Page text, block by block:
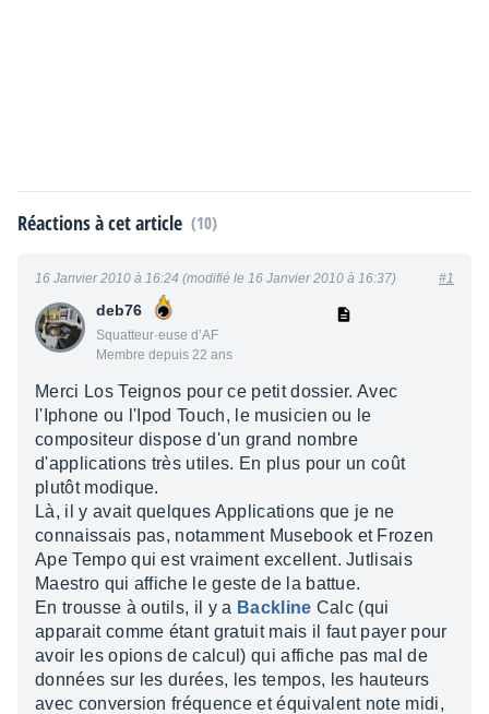
Réactions à cet article (10)
deb76
Squatteur·euse d’AF
Membre depuis 22 ans
16 Janvier 2010 à 16:24 (modifié le 16 Janvier 2010 à 16:37) #1
Merci Los Teignos pour ce petit dossier. Avec
l'Iphone ou l'Ipod Touch, le musicien ou le
compositeur dispose d'un grand nombre
d'applications très utiles. En plus pour un coût
plutôt modique.
Là, il y avait quelques Applications que je ne
connaissais pas, notamment Musebook et Frozen
Ape Tempo qui est vraiment excellent. Jutlisais
Maestro qui affiche le geste de la battue.
En trousse à outils, il y a Backline Calc (qui
apparait comme étant gratuit mais il faut payer pour
avoir les opions de calcul) qui affiche pas mal de
données sur les durées, les tempos, les hauteurs
avec conversion fréquence et équivalent note midi,